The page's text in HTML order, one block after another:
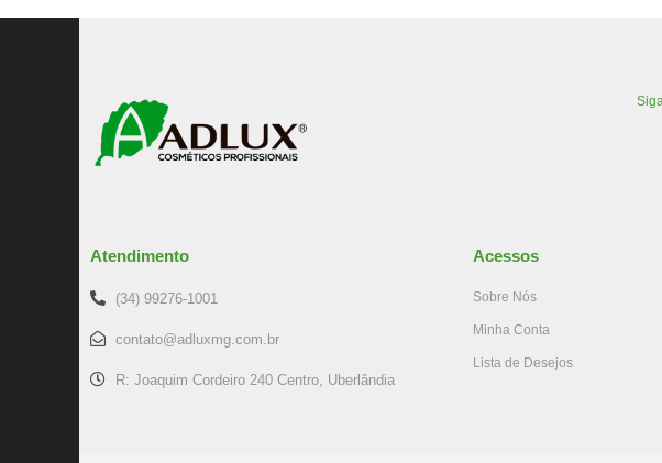
Atendimento
(34) 99276-1001
contato@adluxmg.com.br
R: Joaquim Cordeiro 240 Centro, Uberlândia
Acessos
Sobre Nós
Minha Conta
Lista de Desejos